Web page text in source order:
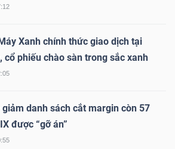
Xanh chính thức giao dịch tại
cổ phiếu chào sàn trong sắc xanh
giảm danh sách cắt margin còn 57
được “gỡ án”